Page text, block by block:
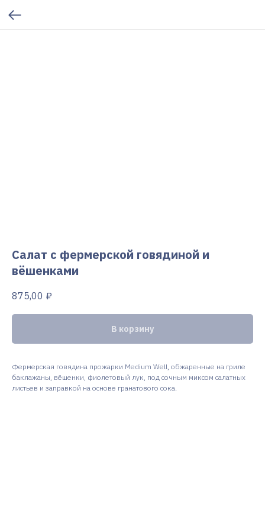
Салат с фермерской говядиной и
вёшенками
875,00 ₽
В корзину
Фермерская говядина прожарки Medium Well, обжаренные на гриле
баклажаны, вёшенки, фиолетовый лук, под сочным миксом салатных
листьев и заправкой на основе гранатового сока.